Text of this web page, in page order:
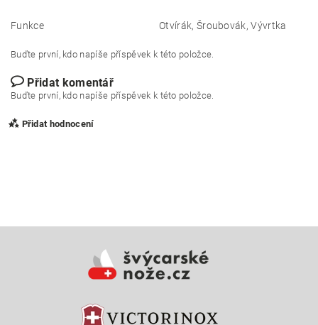
Funkce Otvírák, Šroubovák, Vývrtka
Buďte první, kdo napíše příspěvek k této položce.
Přidat komentář
Buďte první, kdo napíše příspěvek k této položce.
Přidat hodnocení